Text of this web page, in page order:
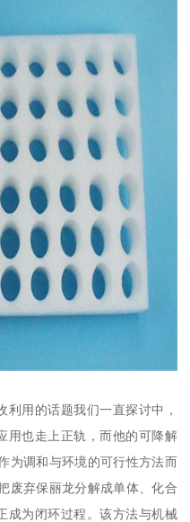
用的话题我们一直探讨中，
用也走上正轨，而他的可降解
为调和与环境的可行性方法而
废弃保丽龙分解成单体、化合
成为闭环过程。该方法与机械